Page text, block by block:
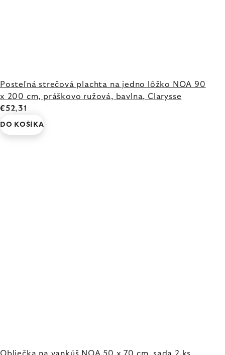
Posteľná strečová plachta na jedno lôžko NOA 90
x 200 cm, práškovo ružová, bavlna, Clarysse
€52,31
DO KOŠÍKA